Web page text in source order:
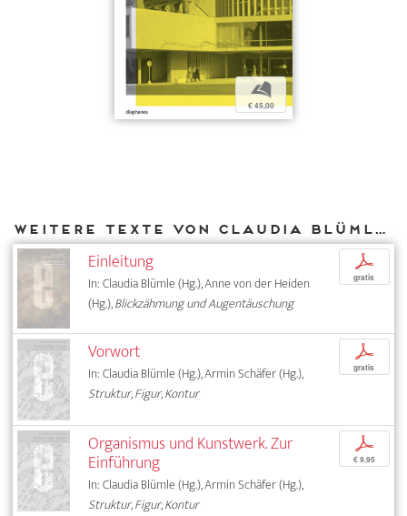
b
€ 45,00
Weitere Texte von Claudia Blümle bei DIAPHANES
Einleitung
In: Claudia Blümle (Hg.), Anne von der Heiden
(Hg.),Blickzähmung und Augentäuschung
p
gratis
Vorwort
In: Claudia Blümle (Hg.), Armin Schäfer (Hg.),
Struktur, Figur, Kontur
p
gratis
Organismus und Kunstwerk. Zur
Einführung
In: Claudia Blümle (Hg.), Armin Schäfer (Hg.),
Struktur, Figur, Kontur
p
€ 9,95